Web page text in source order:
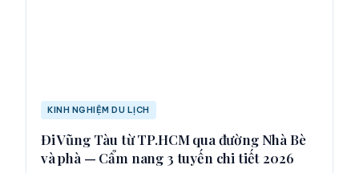
KINH NGHIỆM DU LỊCH
Đi Vũng Tàu từ TP.HCM qua đường Nhà Bè
và phà — Cẩm nang 3 tuyến chi tiết 2026